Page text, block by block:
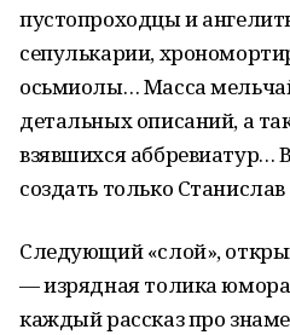
пустопроходцы и
сепулькарии,
осьмиолы… Масса
детальных описаний, а
взявшихся аббревиатур…
создать только
Следующий «слой»,
— изрядная толика
каждый рассказ про